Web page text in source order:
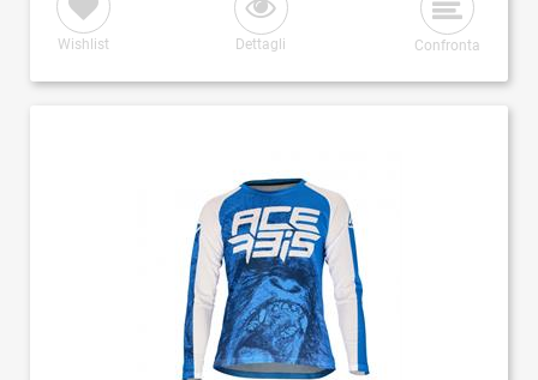
Wishlist Dettagli Confronta